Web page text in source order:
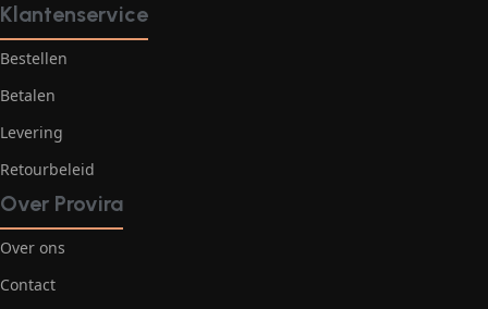
Klantenservice
Bestellen
Betalen
Levering
Retourbeleid
Over Provira
Over ons
Contact